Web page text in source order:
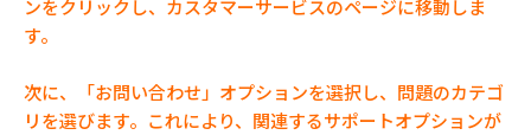
ンをクリックし、カスタマーサービスのページに移動しま
す。
次に、「お問い合わせ」オプションを選択し、問題のカテゴ
リを選びます。これにより、関連するサポートオプションが